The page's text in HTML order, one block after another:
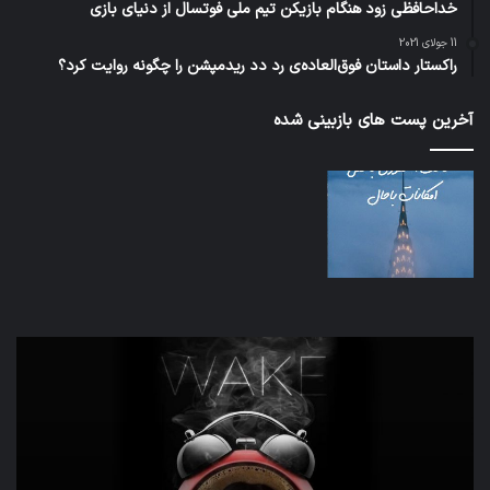
خداحافظی زود هنگام بازیکن تیم ملی فوتسال از دنیای بازی
11 جولای 2021
راکستار داستان فوق‌العاده‌ی رد دد ریدمپشن را چگونه روایت کرد؟
آخرین پست های بازبینی شده
اف‌ای‌تی‌اف
به
احتمال
زیاد
در
مجمع
تشخیص